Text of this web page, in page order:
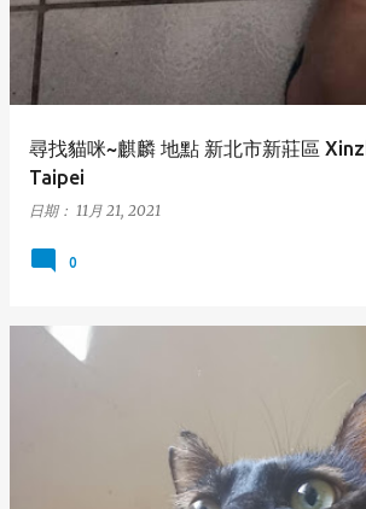
尋找貓咪~麒麟 地點 新北市新莊區
Taipei
日期： 11月 21, 2021
0